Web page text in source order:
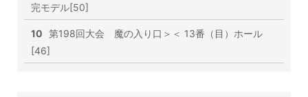
完モデル[50]
10 第198回大会 魔の入り口＞＜ 13番（目）ホール
[46]